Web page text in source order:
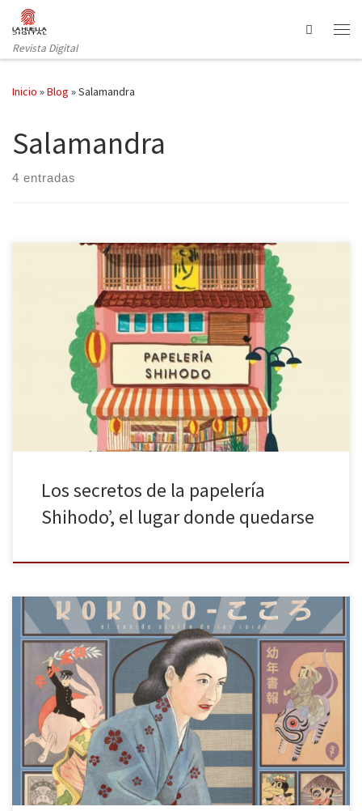
Saltar al contenido
Revista Digital
Search
Inicio »Blog »Salamandra
Salamandra
4 entradas
Los secretos de la papelería Shihodo de Kenji Ueda, publicado
por la editorial Salamandra en su sello Narrativa Salamandra, es
una apacible lectura en la que se potencian los sentimientos
positivos y candorosos y permite al lector un ambiente relajado en
el que sumergirse y que le aleje del estrés […]
Los secretos de la papelería
Shihodo’, el lugar donde quedarse
Como ya vimos en ocasiones anteriores, al reseñar en La Huella
Digital el Quijote de Flix, la versión de Metrópolis de Christian
Montenegro o la infancia de Beethoven dibujada por Mikael Ross,
la novela gráfica es quizá uno de los géneros más atractivos de
nuestros días: del tradicional cómic dirigido […]